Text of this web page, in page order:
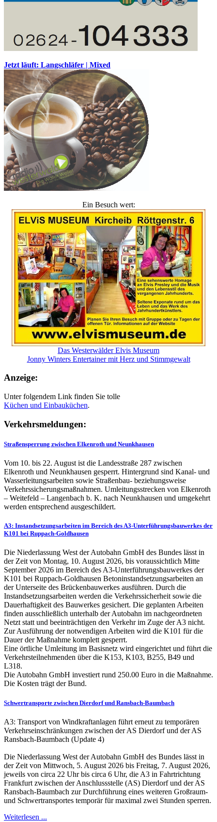
Jetzt läuft: Langschläfer | Mixed
Ein Besuch wert:
Das Westerwälder Elvis Museum
Jonny Winters Entertainer mit Herz und Stimmgewalt
Anzeige:
Unter folgendem Link finden Sie tolle
Küchen und Einbauküchen.
Verkehrsmeldungen:
Straßensperrung zwischen Elkenroth und Neunkhausen
Vom 10. bis 22. August ist die Landesstraße 287 zwischen
Elkenroth und Neunkhausen gesperrt. Hintergrund sind Kanal- und
Wasserleitungsarbeiten sowie Straßenbau- beziehungsweise
Verkehrssicherungsmaßnahmen. Umleitungsstrecken von Elkenroth
– Weitefeld – Langenbach b. K. nach Neunkhausen und umgekehrt
werden entsprechend ausgeschildert.
A3: Instandsetzungsarbeiten im Bereich des A3-Unterführungsbauwerkes der
K101 bei Ruppach-Goldhausen
Die Niederlassung West der Autobahn GmbH des Bundes lässt in
der Zeit von Montag, 10. August 2026, bis voraussichtlich Mitte
September 2026 im Bereich des A3-Unterführungsbauwerkes der
K101 bei Ruppach-Goldhausen Betoninstandsetzungsarbeiten an
der Unterseite des Brückenbauwerkes ausführen. Durch die
Instandsetzungsarbeiten werden die Verkehrssicherheit sowie die
Dauerhaftigkeit des Bauwerkes gesichert. Die geplanten Arbeiten
finden ausschließlich unterhalb der Autobahn im nachgeordneten
Netzt statt und beeinträchtigen den Verkehr im Zuge der A3 nicht.
Zur Ausführung der notwendigen Arbeiten wird die K101 für die
Dauer der Maßnahme komplett gesperrt.
Eine örtliche Umleitung im Basisnetz wird eingerichtet und führt die
Verkehrsteilnehmenden über die K153, K103, B255, B49 und
L318.
Die Autobahn GmbH investiert rund 250.00 Euro in die Maßnahme.
Die Kosten trägt der Bund.
Schwertransporte zwischen Dierdorf und Ransbach-Baumbach
A3: Transport von Windkraftanlagen führt erneut zu temporären
Verkehrseinschränkungen zwischen der AS Dierdorf und der AS
Ransbach-Baumbach (Update 4)
Die Niederlassung West der Autobahn GmbH des Bundes lässt in
der Zeit von Mittwoch, 5. August 2026 bis Freitag, 7. August 2026,
jeweils von circa 22 Uhr bis circa 6 Uhr, die A3 in Fahrtrichtung
Frankfurt zwischen der Anschlussstelle (AS) Dierdorf und der AS
Ransbach-Baumbach zur Durchführung eines weiteren Großraum-
und Schwertransportes temporär für maximal zwei Stunden sperren.
Weiterlesen ...